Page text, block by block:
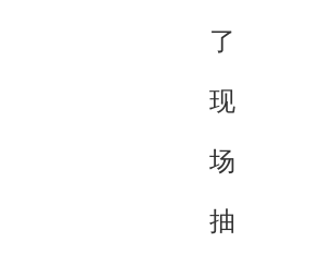
了
现
场
抽